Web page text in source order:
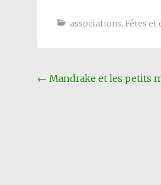
associations, Fêtes et
Navigation
← Mandrake et les petits